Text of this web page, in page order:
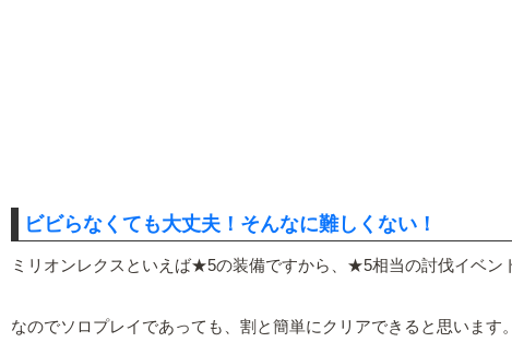
ビビらなくても大丈夫！そんなに難しくない！
ミリオンレクスといえば★5の装備ですから、★5相当の討伐イベン
なのでソロプレイであっても、割と簡単にクリアできると思います。